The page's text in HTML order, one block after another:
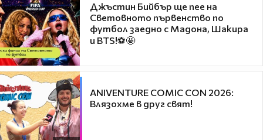
Джъстин Бийбър ще пее на
Световното първенство по
футбол заедно с Мадона, Шакира
и BTS!⚽🤩
ANIVENTURE COMIC CON 2026:
Влязохме в друг свят!